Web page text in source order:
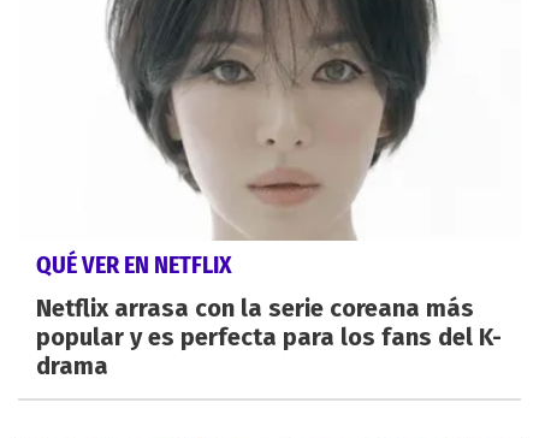
QUÉ VER EN NETFLIX
Netflix arrasa con la serie coreana más
popular y es perfecta para los fans del K-
drama